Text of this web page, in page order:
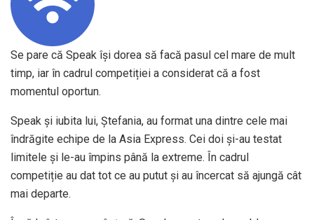
Se pare că Speak își dorea să facă pasul cel mare de mult
timp, iar în cadrul competiției a considerat că a fost
momentul oportun.
Speak şi iubita lui, Ştefania, au format una dintre cele mai
îndrăgite echipe de la Asia Express. Cei doi și-au testat
limitele și le-au împins până la extreme. În cadrul
competiție au dat tot ce au putut și au încercat să ajungă cât
mai departe.